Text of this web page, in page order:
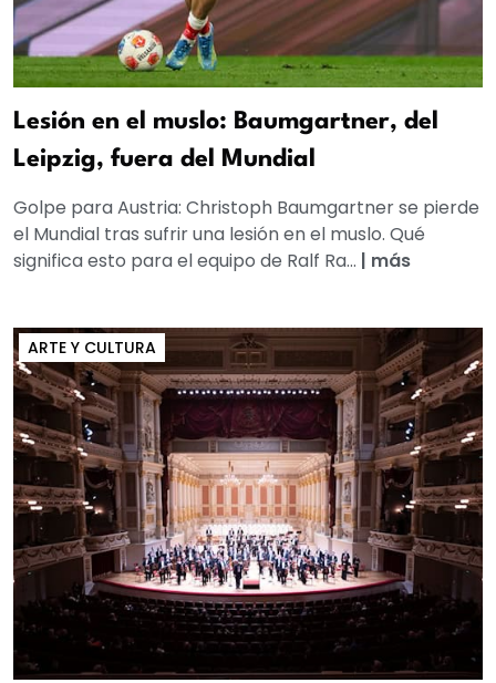
Lesión en el muslo: Baumgartner, del
Leipzig, fuera del Mundial
Golpe para Austria: Christoph Baumgartner se pierde
el Mundial tras sufrir una lesión en el muslo. Qué
significa esto para el equipo de Ralf Ra... | más
ARTE Y CULTURA